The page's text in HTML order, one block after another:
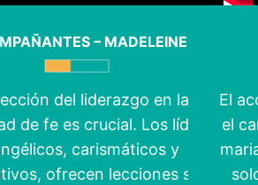
– MADELEINE
del liderazgo en la
de fe es crucial. Los líderes
carismáticos y
ofrecen lecciones sobre
El
el